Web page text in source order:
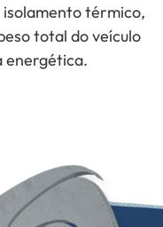
isolamento térmico,
total do veículo
energética.